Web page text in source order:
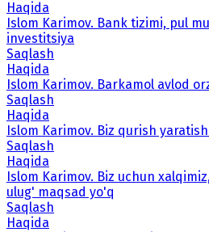
Haqida
Islom Karimov. Bank tizimi, pul
investitsiya
Saqlash
Haqida
Islom Karimov. Barkamol avlod
Saqlash
Haqida
Islom Karimov. Biz qurish
Saqlash
Haqida
Islom Karimov. Biz uchun
ulug' maqsad yo'q
Saqlash
Haqida